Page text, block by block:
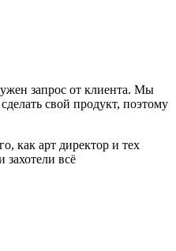
запрос от клиента. Мы
свой продукт, поэтому
как арт директор и тех
захотели всё